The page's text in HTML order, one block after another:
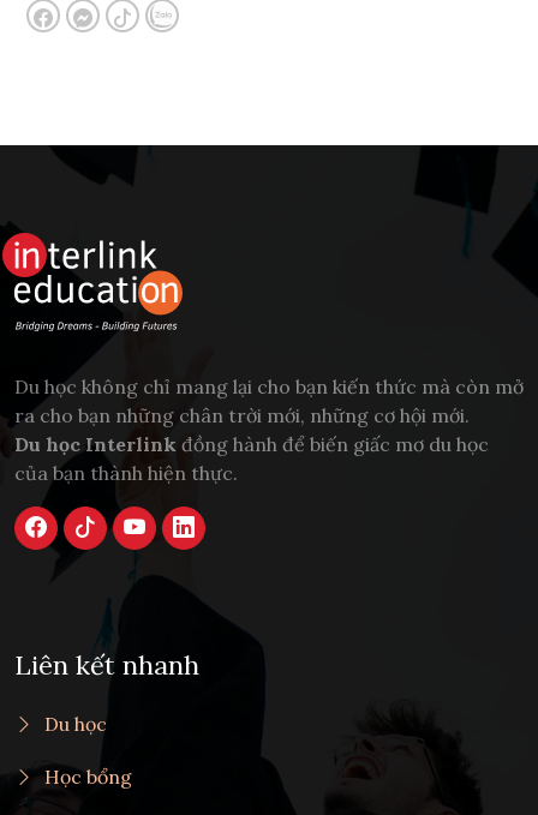
Du học không chỉ mang lại cho bạn kiến thức mà còn mở
ra cho bạn những chân trời mới, những cơ hội mới.
Du học Interlink đồng hành để biến giấc mơ du học
của bạn thành hiện thực.
Liên kết nhanh
Du học
Học bổng